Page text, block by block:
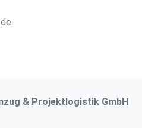
& Projektlogistik GmbH